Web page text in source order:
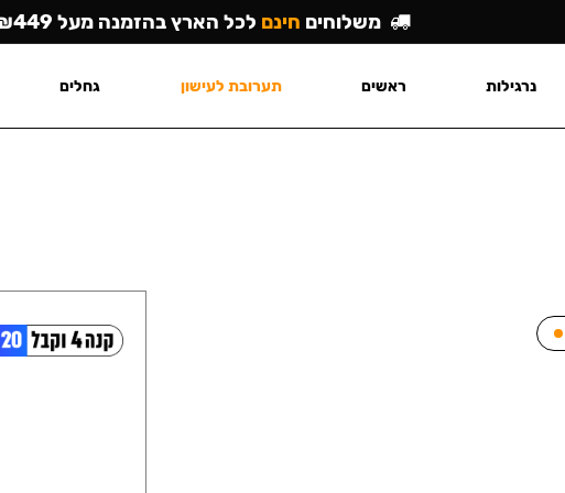
משלוחים חינם לכל הארץ בהזמנה מעל ₪449
נרגילות ראשים תערובת לעישון גחלים